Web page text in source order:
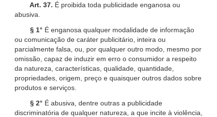
Art. 37. É proibida toda publicidade enganosa ou
abusiva.
§ 1° É enganosa qualquer modalidade de informação
ou comunicação de caráter publicitário, inteira ou
parcialmente falsa, ou, por qualquer outro modo, mesmo por
omissão, capaz de induzir em erro o consumidor a respeito
da natureza, características, qualidade, quantidade,
propriedades, origem, preço e quaisquer outros dados sobre
produtos e serviços.
§ 2° É abusiva, dentre outras a publicidade
discriminatória de qualquer natureza, a que incite à violência,